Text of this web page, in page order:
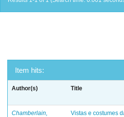
Item hits:
Author(s) Title
Chamberlain,
Vistas e costumes